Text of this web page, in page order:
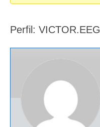
here:
Perfil: VICTOR.EEG